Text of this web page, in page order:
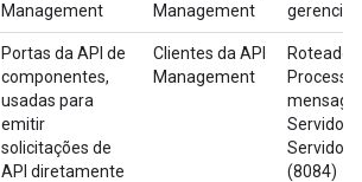
Management
Management
Portas da API de
componentes,
usadas para
emitir
solicitações de
API diretamente
Clientes da API
Management
Roteador
Servidor
Servidor
(8084)